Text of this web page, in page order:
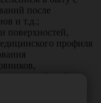
после
и т.д.;
поверхностей,
профиля
жесткой мебели;
не